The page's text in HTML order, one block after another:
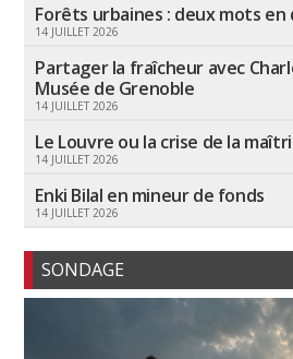
Forêts urbaines : deux mots en
14 JUILLET 2026
Partager la fraîcheur avec
Musée de Grenoble
14 JUILLET 2026
Le Louvre ou la crise de la
14 JUILLET 2026
Enki Bilal en mineur de fonds
14 JUILLET 2026
SONDAGE